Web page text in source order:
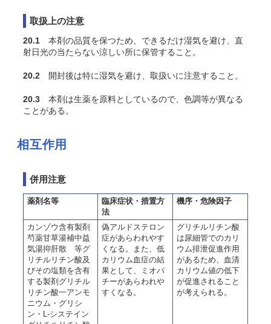
取扱上の注意
20.1 本剤の品質を保つため、できるだけ湿気を避け、直
射日光の当たらない涼しい所に保管すること。
20.2 開封後は特に湿気を避け、取扱いに注意すること。
20.3 本剤は生薬を原料としているので、色調等が異なる
ことがある。
相互作用
併用注意
薬剤名等
臨床症状・措置方
法
機序・危険因子
カンゾウ含有製剤
芍薬甘草湯補中益
気湯抑肝散 等グ
リチルリチン酸及
びその塩類を含有
する製剤グリチル
リチン酸一アンモ
ニウム・グリシ
ン・L-システイン
偽アルドステロン
症があらわれやす
くなる。また、低
カリウム血症の結
果として、ミオパ
チーがあらわれや
すくなる。
グリチルリチン酸
は尿細管でのカリ
ウム排泄促進作用
があるため、血清
カリウム値の低下
が促進されること
が考えられる。